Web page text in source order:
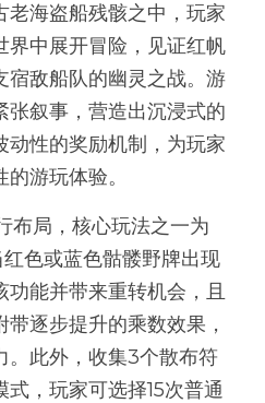
老海盗船残骸之中，玩家
界中展开冒险，见证红帆
宿敌船队的幽灵之战。游
张叙事，营造出沉浸式的
动性的奖励机制，为玩家
游玩体验。
布局，核心玩法之一为
色或蓝色骷髅野牌出现
能并带来重转机会，且
逐步提升的乘数效果，
。此外，收集3个散布符
，玩家可选择15次普通